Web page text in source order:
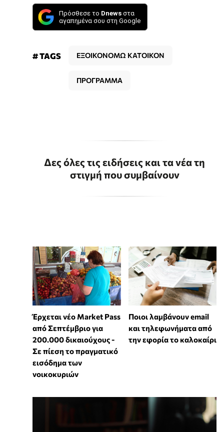
Πρόσθεσε το Dnews στα
αγαπημένα σου στη Google
# TAGS ΕΞΟΙΚΟΝΟΜΩ ΚΑΤΟΙΚΟΝ
ΠΡΟΓΡΑΜΜΑ
Δες όλες τις ειδήσεις και τα νέα τη
στιγμή που συμβαίνουν
Έρχεται νέο Market Pass
από Σεπτέμβριο για
200.000 δικαιούχους -
Σε πίεση το πραγματικό
εισόδημα των
νοικοκυριών
Ποιοι λαμβάνουν email
και τηλεφωνήματα από
την εφορία το καλοκαίρι